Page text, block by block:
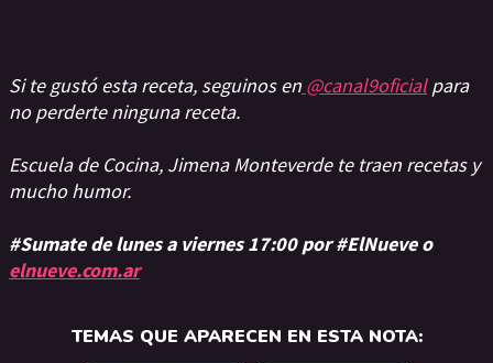
Si te gustó esta receta, seguinos en @canal9oficialpara
no perderte ninguna receta.
Escuela de Cocina, Jimena Monteverde te traen recetas y
mucho humor.
#Sumate de lunes a viernes 17:00 por #ElNueve o
elnueve.com.ar
TEMAS QUE APARECEN EN ESTA NOTA: